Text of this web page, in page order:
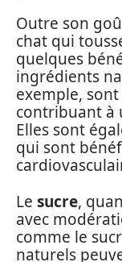
Outre son
chat qui
quelques
ingrédients
exemple,
contribuant à
Elles sont
qui sont
Le sucre,
avec
comme le
naturels